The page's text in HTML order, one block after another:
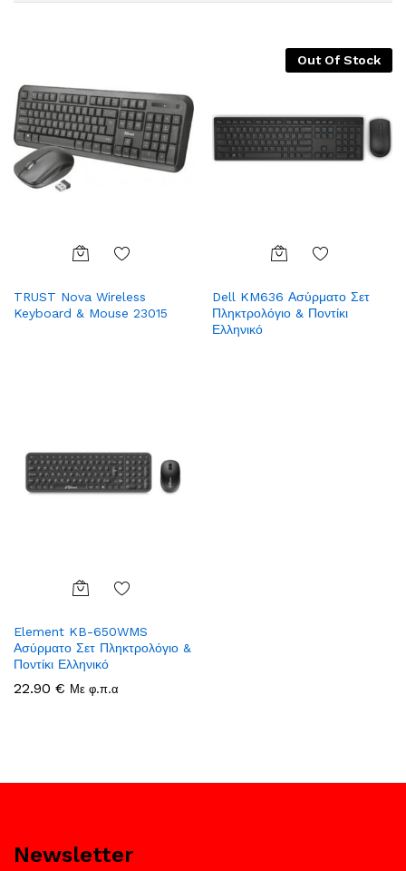
to
Wish
TRUST Nova Wireless
Keyboard & Mouse 23015
Out Of Stock
to
Wish
Dell KM636 Ασύρματο Σετ
Πληκτρολόγιο & Ποντίκι
Ελληνικό
to
Wish
list
Element KB-650WMS
Ασύρματο Σετ Πληκτρολόγιο &
Ποντίκι Ελληνικό
22.90 € Με φ.π.α
Newsletter